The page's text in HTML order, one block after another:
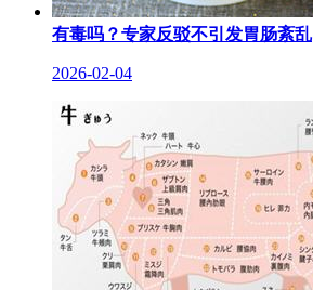
有毒吗？专家反驳不引发胃肠紊乱
2026-02-04